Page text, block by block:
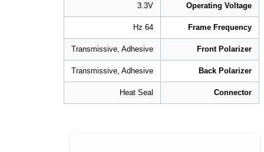
Operating Voltage
3.3V
Frame Frequency
64 Hz
Front Polarizer
Transmissive, Adhesive
Back Polarizer
Transmissive, Adhesive
Connector
Heat Seal